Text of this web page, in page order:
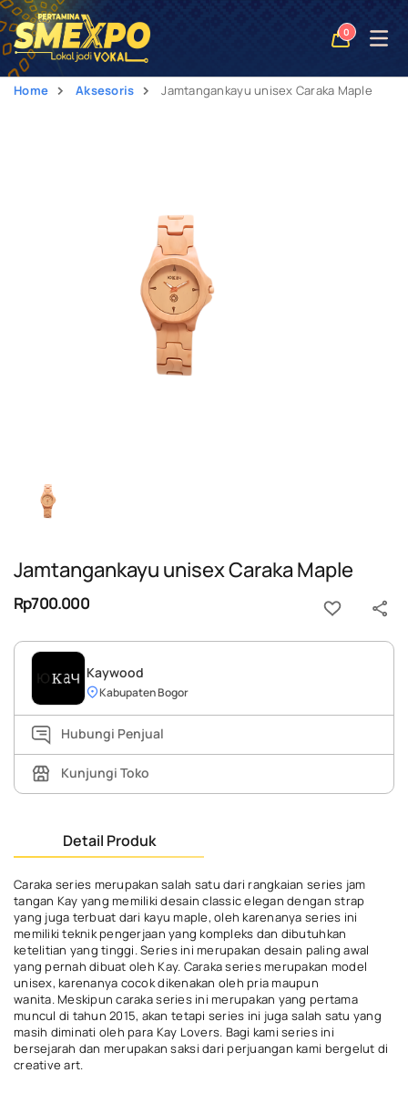
0
Open
Home Aksesoris Jamtangankayu unisex Caraka Maple
Jamtangankayu unisex Caraka Maple
Rp700.000
Kaywood
Kabupaten Bogor
Hubungi Penjual
Kunjungi Toko
Detail Produk
Caraka series merupakan salah satu dari rangkaian series jam
tangan Kay yang memiliki desain classic elegan dengan strap
yang juga terbuat dari kayu maple, oleh karenanya series ini
memiliki teknik pengerjaan yang kompleks dan dibutuhkan
ketelitian yang tinggi. Series ini merupakan desain paling awal
yang pernah dibuat oleh Kay. Caraka series merupakan model
unisex, karenanya cocok dikenakan oleh pria maupun
wanita. Meskipun caraka series ini merupakan yang pertama
muncul di tahun 2015, akan tetapi series ini juga salah satu yang
masih diminati oleh para Kay Lovers. Bagi kami series ini
bersejarah dan merupakan saksi dari perjuangan kami bergelut di
creative art.